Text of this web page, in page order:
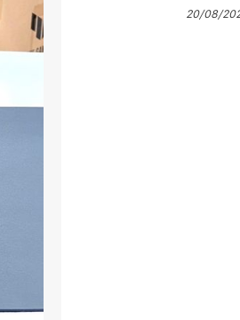
20/08/